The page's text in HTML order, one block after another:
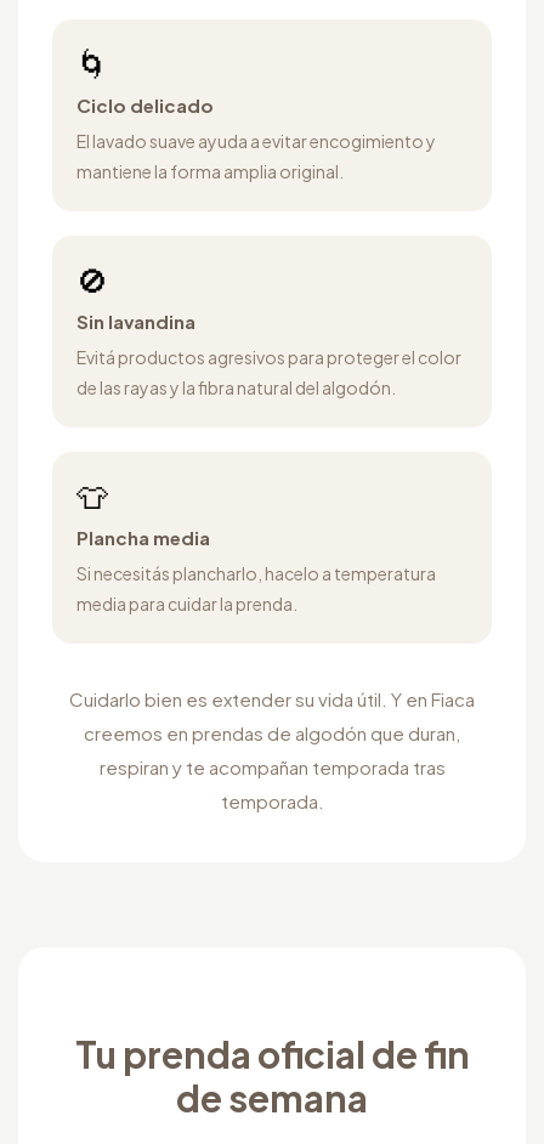
🌀
Ciclo delicado
El lavado suave ayuda a evitar encogimiento y
mantiene la forma amplia original.
🚫
Sin lavandina
Evitá productos agresivos para proteger el color
de las rayas y la fibra natural del algodón.
👕
Plancha media
Si necesitás plancharlo, hacelo a temperatura
media para cuidar la prenda.
Cuidarlo bien es extender su vida útil. Y en Fiaca
creemos en prendas de algodón que duran,
respiran y te acompañan temporada tras
temporada.
Tu prenda oficial de fin
de semana